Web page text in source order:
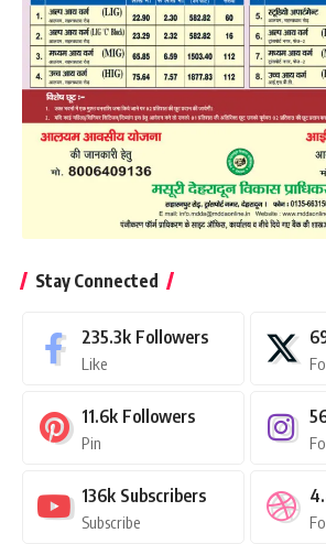
Stay Connected
235.3k Followers
Like
11.6k Followers
Pin
136k Subscribers
Subscribe